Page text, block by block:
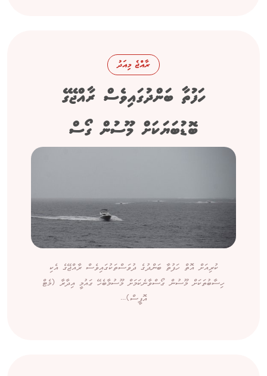
ރާއްޖެ މިއަދު
ހަފުތާ ބަންދުގައިވެސް ރާއްޖޭގެ
ބޮޑުބަޔަކަށް މޫސުން ގޯސް
ކުރިއަށް އޮތް ހަފުތާ ބަންދުގެ ދުވަސްތަކުގައިވެސް ރާއްޖޭގެ އެކި
ހިސާބުތަކަށް މޫސުން ގޯސްވާނެކަމަށް މޫސުމާބެހޭ ގައުމީ އިދާރާ (މެޓް
އޮފީސް)...